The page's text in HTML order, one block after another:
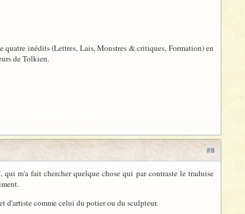
inédits (Lettres, Lais, Monstres & critiques, Formation) en
de Tolkien.
#8
qui m'a fait chercher quelque chose qui par contraste le traduise
d'artiste comme celui du potier ou du sculpteur.